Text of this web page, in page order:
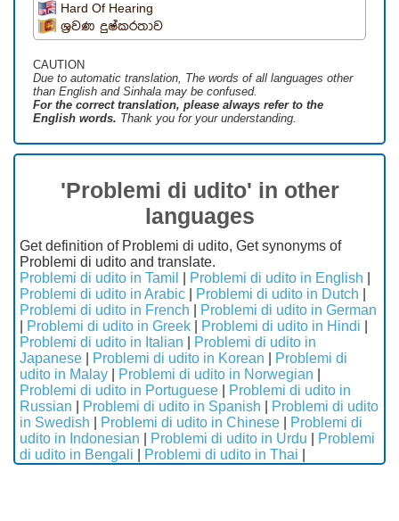
Hard Of Hearing
ශ්‍රවණ දුෂ්කරතාව
CAUTION
Due to automatic translation, The words of all languages ​​other
than English and Sinhala may be confused.
For the correct translation, please always refer to the
English words. Thank you for your understanding.
'Problemi di udito' in other
languages
Get definition of Problemi di udito, Get synonyms of
Problemi di udito and translate.
Problemi di udito in Tamil
Problemi di udito in English
Problemi di udito in Arabic
Problemi di udito in Dutch
Problemi di udito in French
Problemi di udito in German
Problemi di udito in Greek Problemi di udito in Hindi
Problemi di udito in Italian
Problemi di udito in
Japanese
Problemi di udito in Korean
Problemi di
udito in Malay
Problemi di udito in Norwegian
Problemi di udito in Portuguese
Problemi di udito in
Russian
Problemi di udito in Spanish
Problemi di udito
in Swedish
Problemi di udito in Chinese
Problemi di
udito in Indonesian
Problemi di udito in Urdu
Problemi
di udito in Bengali
Problemi di udito in Thai